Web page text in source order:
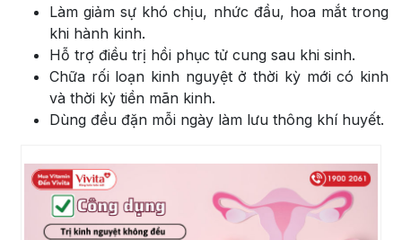
Làm giảm sự khó chịu, nhức đầu, hoa mắt trong
khi hành kinh.
Hỗ trợ điều trị hồi phục tử cung sau khi sinh.
Chữa rối loạn kinh nguyệt ở thời kỳ mới có kinh
và thời kỳ tiền mãn kinh.
Dùng đều đặn mỗi ngày làm lưu thông khí huyết.